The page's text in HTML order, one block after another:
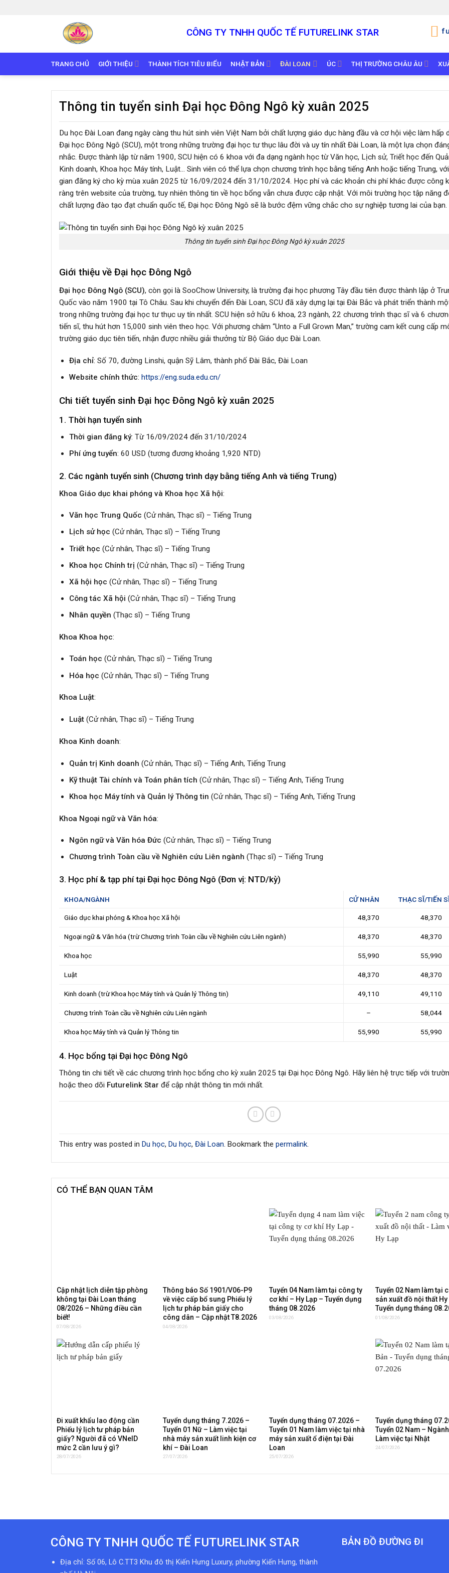
CÔNG TY TNHH QUỐC TẾ FUTURELINK STAR
TRANG CHỦ GIỚI THIỆU THÀNH TÍCH TIÊU BIỂU NHẬT BẢN ĐÀI LOAN ÚC THỊ TRƯỜNG CHÂU ÂU
Thông tin tuyển sinh Đại học Đông Ngô kỳ xuân 2025
Du học Đài Loan đang ngày càng thu hút sinh viên Việt Nam bởi chất lượng giáo dục hàng đầu và cơ hội việc làm hấp
Đại học Đông Ngô (SCU), một trong những trường đại học tư thục lâu đời và uy tín nhất Đài Loan, là một lựa chọn
nhắc. Được thành lập từ năm 1900, SCU hiện có 6 khoa với đa dạng ngành học từ Văn học, Lịch sử, Triết học đến
Kinh doanh, Khoa học Máy tính, Luật… Sinh viên có thể lựa chọn chương trình học bằng tiếng Anh hoặc tiếng Trung,
gian đăng ký cho kỳ mùa xuân 2025 từ 16/09/2024 đến 31/10/2024. Học phí và các khoản chi phí khác được công
ràng trên website của trường, tuy nhiên thông tin về học bổng vẫn chưa được cập nhật. Với môi trường học tập năng
chất lượng đào tạo đạt chuẩn quốc tế, Đại học Đông Ngô sẽ là bước đệm vững chắc cho sự nghiệp tương lai của bạn.
Thông tin tuyển sinh Đại học Đông Ngô kỳ xuân 2025
Giới thiệu về Đại học Đông Ngô
Đại học Đông Ngô (SCU), còn gọi là SooChow University, là trường đại học phương Tây đầu tiên được thành lập ở
Quốc vào năm 1900 tại Tô Châu. Sau khi chuyển đến Đài Loan, SCU đã xây dựng lại tại Đài Bắc và phát triển thành
trong những trường đại học tư thục uy tín nhất. SCU hiện sở hữu 6 khoa, 23 ngành, 22 chương trình thạc sĩ và 6
tiến sĩ, thu hút hơn 15,000 sinh viên theo học. Với phương châm “Unto a Full Grown Man,” trường cam kết cung cấp
trường giáo dục tiên tiến, nhận được nhiều giải thưởng từ Bộ Giáo dục Đài Loan.
Địa chỉ: Số 70, đường Linshi, quận Sỹ Lâm, thành phố Đài Bắc, Đài Loan
Website chính thức: https://eng.suda.edu.cn/
Chi tiết tuyển sinh Đại học Đông Ngô kỳ xuân 2025
1. Thời hạn tuyển sinh
Thời gian đăng ký: Từ 16/09/2024 đến 31/10/2024
Phí ứng tuyển: 60 USD (tương đương khoảng 1,920 NTD)
2. Các ngành tuyển sinh (Chương trình dạy bằng tiếng Anh và tiếng Trung)
Khoa Giáo dục khai phóng và Khoa học Xã hội:
Văn học Trung Quốc (Cử nhân, Thạc sĩ) – Tiếng Trung
Lịch sử học (Cử nhân, Thạc sĩ) – Tiếng Trung
Triết học (Cử nhân, Thạc sĩ) – Tiếng Trung
Khoa học Chính trị (Cử nhân, Thạc sĩ) – Tiếng Trung
Xã hội học (Cử nhân, Thạc sĩ) – Tiếng Trung
Công tác Xã hội (Cử nhân, Thạc sĩ) – Tiếng Trung
Nhân quyền (Thạc sĩ) – Tiếng Trung
Khoa Khoa học:
Toán học (Cử nhân, Thạc sĩ) – Tiếng Trung
Hóa học (Cử nhân, Thạc sĩ) – Tiếng Trung
Khoa Luật:
Luật(Cử nhân, Thạc sĩ) – Tiếng Trung
Khoa Kinh doanh:
Quản trị Kinh doanh (Cử nhân, Thạc sĩ) – Tiếng Anh, Tiếng Trung
Kỹ thuật Tài chính và Toán phân tích (Cử nhân, Thạc sĩ) – Tiếng Anh, Tiếng Trung
Khoa học Máy tính và Quản lý Thông tin (Cử nhân, Thạc sĩ) – Tiếng Anh, Tiếng Trung
Khoa Ngoại ngữ và Văn hóa:
Ngôn ngữ và Văn hóa Đức (Cử nhân, Thạc sĩ) – Tiếng Trung
Chương trình Toàn cầu về Nghiên cứu Liên ngành (Thạc sĩ) – Tiếng Trung
3. Học phí & tạp phí tại Đại học Đông Ngô (Đơn vị: NTD/kỳ)
KHOA/NGÀNH CỬ NHÂN THẠC SĨ/TIẾN
Giáo dục khai phóng & Khoa học Xã hội 48,370 48,370
Ngoại ngữ & Văn hóa (trừ Chương trình Toàn cầu về Nghiên cứu Liên ngành) 48,370 48,370
Khoa học 55,990 55,990
Luật 48,370 48,370
Kinh doanh (trừ Khoa học Máy tính và Quản lý Thông tin) 49,110 49,110
Chương trình Toàn cầu về Nghiên cứu Liên ngành – 58,044
Khoa học Máy tính và Quản lý Thông tin 55,990 55,990
4. Học bổng tại Đại học Đông Ngô
Thông tin chi tiết về các chương trình học bổng cho kỳ xuân 2025 tại Đại học Đông Ngô. Hãy liên hệ trực tiếp với
hoặc theo dõi Futurelink Star để cập nhật thông tin mới nhất.
This entry was posted in Du học, Du học, Đài Loan . Bookmark the permalink
CÓ THỂ BẠN QUAN TÂM
Cập nhật lịch diễn tập phòng
không tại Đài Loan tháng
08/2026 – Những điều cần
biết!
07/08/2026
Thông báo Số 1901/V06-P9
về việc cấp bổ sung Phiếu lý
lịch tư pháp bản giấy cho
công dân – Cập nhật T8.2026
04/08/2026
Tuyển 04 Nam làm tại công ty
cơ khí – Hy Lạp – Tuyển dụng
tháng 08.2026
03/08/2026
Tuyển 02 Nam làm tại
sản xuất đồ nội thất Hy
Tuyển dụng tháng
01/08/2026
Đi xuất khẩu lao động cần
Phiếu lý lịch tư pháp bản
giấy? Người đã có VNeID
mức 2 cần lưu ý gì?
28/07/2026
Tuyển dụng tháng 7.2026 –
Tuyển 01 Nữ – Làm việc tại
nhà máy sản xuất linh kiện cơ
khí – Đài Loan
27/07/2026
Tuyển dụng tháng 07.2026 –
Tuyển 01 Nam làm việc tại nhà
máy sản xuất ổ điện tại Đài
Loan
25/07/2026
Tuyển dụng tháng
Tuyển 02 Nam –
Làm việc tại Nhật
24/07/2026
CÔNG TY TNHH QUỐC TẾ FUTURELINK STAR
Địa chỉ: Số 06, Lô C.TT3 Khu đô thị Kiến Hưng Luxury, phường Kiến Hưng, thành
BẢN ĐỒ ĐƯỜNG ĐI